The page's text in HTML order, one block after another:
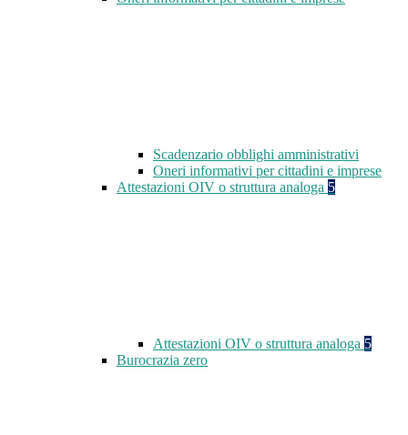
Scadenzario obblighi amministrativi
Oneri informativi per cittadini e imprese
Attestazioni OIV o struttura analoga 5
Attestazioni OIV o struttura analoga 5
Burocrazia zero